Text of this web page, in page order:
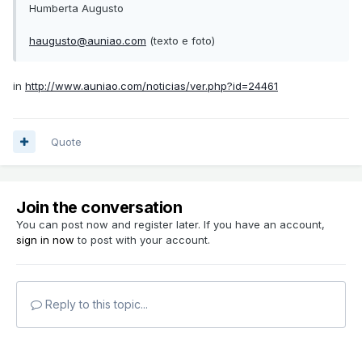
Humberta Augusto
haugusto@auniao.com (texto e foto)
in http://www.auniao.com/noticias/ver.php?id=24461
Quote
Join the conversation
You can post now and register later. If you have an account,
sign in now to post with your account.
Reply to this topic...